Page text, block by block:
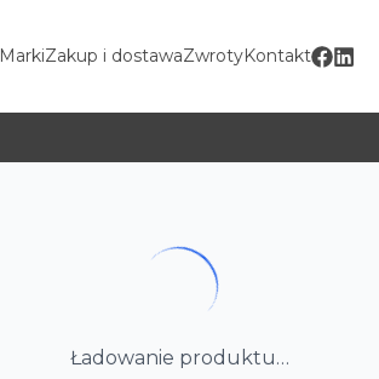
MarkiZakup i dostawaZwrotyKontakt
Ładowanie produktu…